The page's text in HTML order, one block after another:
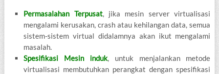
Permasalahan Terpusat, jika mesin server virtualisasi
mengalami kerusakan, crash atau kehilangan data, semua
sistem-sistem virtual didalamnya akan ikut mengalami
masalah.
Spesifikasi Mesin induk, untuk menjalankan metode
virtualisasi membutuhkan perangkat dengan spesifikasi